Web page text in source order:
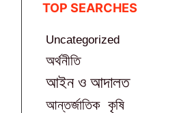
TOP SEARCHES
Uncategorized
অর্থনীতি
আইন ও আদালত
আন্তর্জাতিক কৃষি